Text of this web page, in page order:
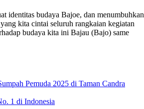
identitas budaya Bajoe, dan menumbuhkan
kita cintai seluruh rangkaian kegiatan
budaya kita ini Bajau (Bajo) same
Pemuda 2025 di Taman Candra
1 di Indonesia